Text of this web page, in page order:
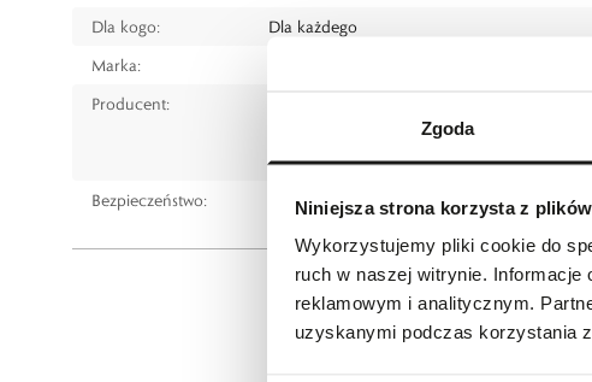
Zgoda
Niniejsza strona korzysta z
Wykorzystujemy pliki cookie do
ruch w naszej witrynie.
reklamowym i analitycznym.
uzyskanymi podczas korzystania z
Dla kogo:
Dla każdego
Marka:
Producent:
Strada per Solero, 3/A, 15048 Valenza (AI)
www.recarlo.com
Bezpieczeństwo:
Informacje o bezpieczeństwie